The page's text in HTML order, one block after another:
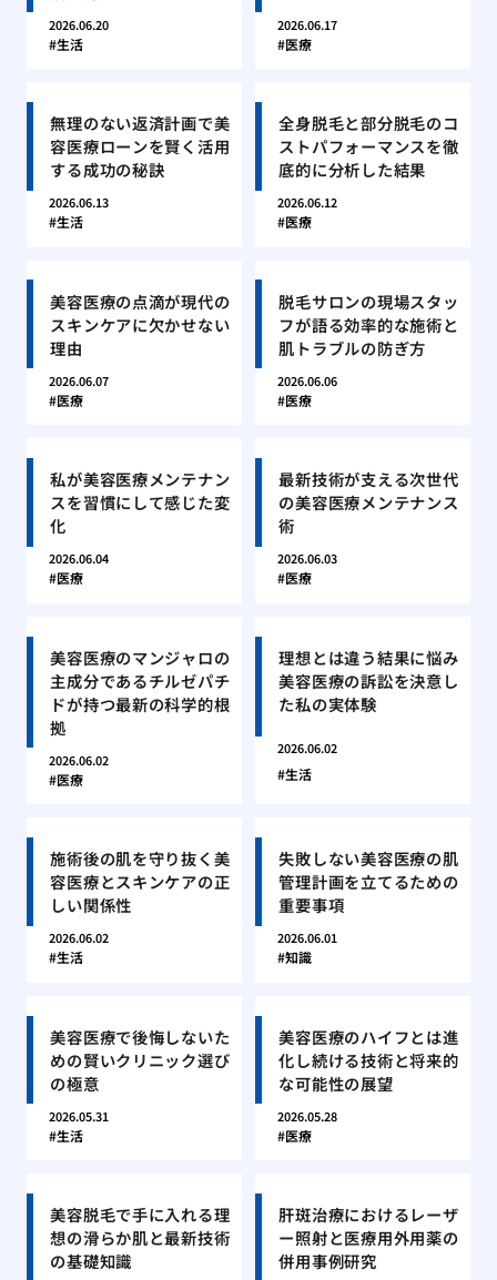
2026.06.20
生活
2026.06.17
医療
無理のない返済計画で美
容医療ローンを賢く活用
する成功の秘訣
2026.06.13
生活
全身脱毛と部分脱毛のコ
ストパフォーマンスを徹
底的に分析した結果
2026.06.12
医療
美容医療の点滴が現代の
スキンケアに欠かせない
理由
2026.06.07
医療
脱毛サロンの現場スタッ
フが語る効率的な施術と
肌トラブルの防ぎ方
2026.06.06
医療
私が美容医療メンテナン
スを習慣にして感じた変
化
2026.06.04
医療
最新技術が支える次世代
の美容医療メンテナンス
術
2026.06.03
医療
美容医療のマンジャロの
主成分であるチルゼパチ
ドが持つ最新の科学的根
拠
2026.06.02
医療
理想とは違う結果に悩み
美容医療の訴訟を決意し
た私の実体験
2026.06.02
生活
施術後の肌を守り抜く美
容医療とスキンケアの正
しい関係性
2026.06.02
生活
失敗しない美容医療の肌
管理計画を立てるための
重要事項
2026.06.01
知識
美容医療で後悔しないた
めの賢いクリニック選び
の極意
2026.05.31
生活
美容医療のハイフとは進
化し続ける技術と将来的
な可能性の展望
2026.05.28
医療
美容脱毛で手に入れる理
想の滑らか肌と最新技術
の基礎知識
肝斑治療におけるレーザ
ー照射と医療用外用薬の
併用事例研究